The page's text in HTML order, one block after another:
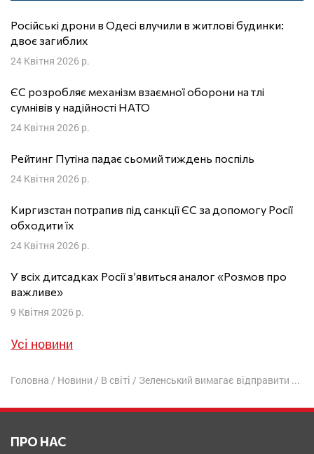
Російські дрони в Одесі влучили в житлові будинки:
двоє загиблих
24 Квітня 2026 р.
ЄС розробляє механізм взаємної оборони на тлі
сумнівів у надійності НАТО
24 Квітня 2026 р.
Рейтинг Путіна падає сьомий тиждень поспіль
24 Квітня 2026 р.
Киргизстан потрапив під санкції ЄС за допомогу Росії
обходити їх
24 Квітня 2026 р.
У всіх дитсадках Росії з’явиться аналог «Розмов про
важливе»
9 Квітня 2026 р.
Усі новини
Головна / Новини / В світі / Зеленський вимагає відправити Саакашвілі в Україну на лікування
ПРО НАС